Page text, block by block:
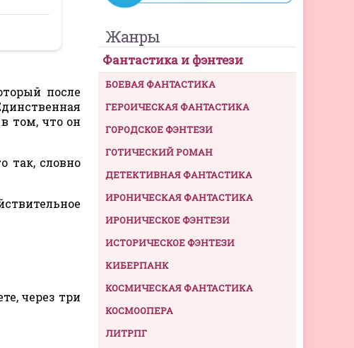
после
том, что он
так, словно
через три
Жанры
Фантастика и фэнтези
БОЕВАЯ ФАНТАСТИКА
ГЕРОИЧЕСКАЯ ФАНТАСТИКА
ГОРОДСКОЕ ФЭНТЕЗИ
ГОТИЧЕСКИЙ РОМАН
ДЕТЕКТИВНАЯ ФАНТАСТИКА
ИРОНИЧЕСКАЯ ФАНТАСТИКА
ИРОНИЧЕСКОЕ ФЭНТЕЗИ
ИСТОРИЧЕСКОЕ ФЭНТЕЗИ
КИБЕРПАНК
КОСМИЧЕСКАЯ ФАНТАСТИКА
КОСМООПЕРА
ЛИТРПГ